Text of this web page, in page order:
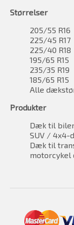
Størrelser
205/55 R16
225/45 R17
225/40 R18
195/65 R15
235/35 R19
185/65 R15
Alle
Produkter
Dæk til
SUV / 4x4-
Dæk til
motorcykel